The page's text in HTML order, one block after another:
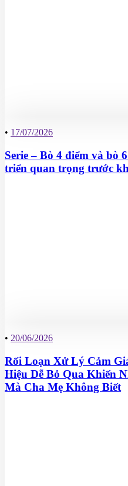
• 17/07/2026
Serie – Bò 4 điểm và bò
triển quan trọng trước
• 20/06/2026
Rối Loạn Xử Lý Cảm
Hiệu Dễ Bỏ Qua Khiến
Mà Cha Mẹ Không Biết